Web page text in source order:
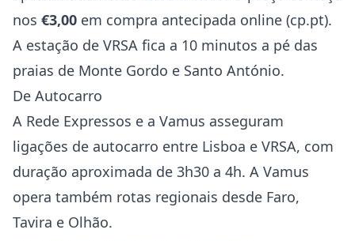
nos €3,00 em compra antecipada online (cp.pt).
A estação de VRSA fica a 10 minutos a pé das
praias de Monte Gordo e Santo António.
De Autocarro
A Rede Expressos e a Vamus asseguram
ligações de autocarro entre Lisboa e VRSA, com
duração aproximada de 3h30 a 4h. A Vamus
opera também rotas regionais desde Faro,
Tavira e Olhão.